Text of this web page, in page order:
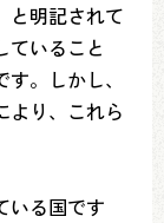
と明記されて
ていること
。しかし、
より、これら
いる国です